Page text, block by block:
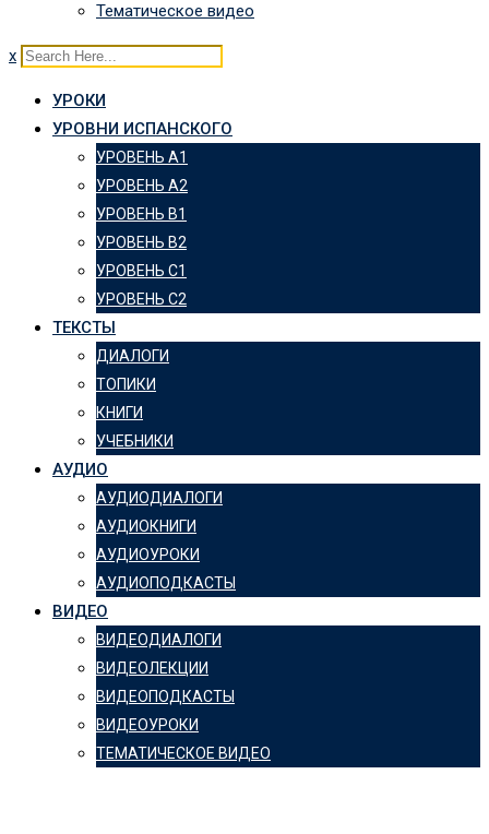
Тематическое видео
x
УРОКИ
УРОВНИ ИСПАНСКОГО
УРОВЕНЬ А1
УРОВЕНЬ А2
УРОВЕНЬ B1
УРОВЕНЬ B2
УРОВЕНЬ C1
УРОВЕНЬ C2
ТЕКСТЫ
ДИАЛОГИ
ТОПИКИ
КНИГИ
УЧЕБНИКИ
АУДИО
АУДИОДИАЛОГИ
АУДИОКНИГИ
АУДИОУРОКИ
АУДИОПОДКАСТЫ
ВИДЕО
ВИДЕОДИАЛОГИ
ВИДЕОЛЕКЦИИ
ВИДЕОПОДКАСТЫ
ВИДЕОУРОКИ
ТЕМАТИЧЕСКОЕ ВИДЕО